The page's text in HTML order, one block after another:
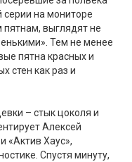
на мониторе
выглядят не
Тем не менее
пятна красных и
стен как раз и
– стык цоколя и
Алексей
«Актив Хаус»,
Спустя минуту,